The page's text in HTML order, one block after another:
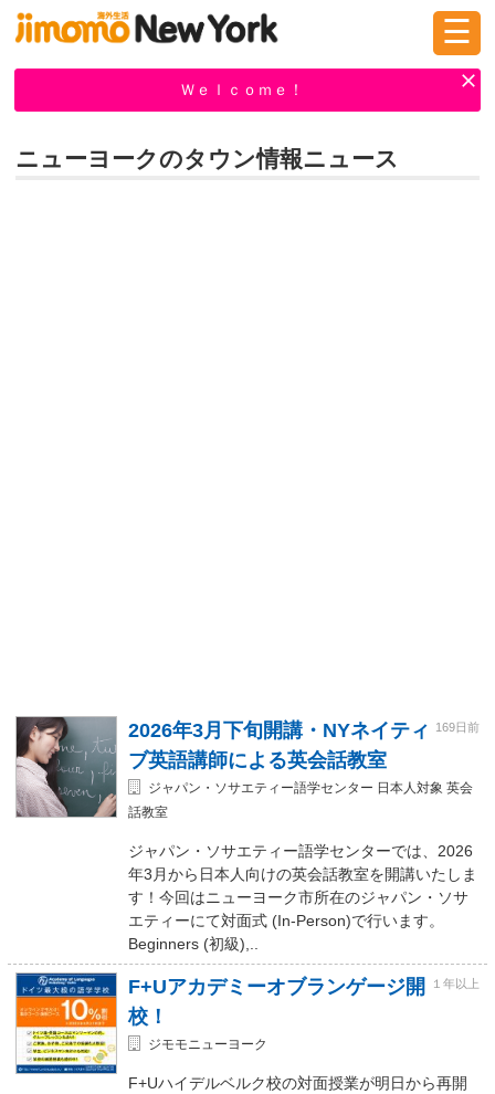
☰
Ｗｅｌｃｏｍｅ！
ニューヨークのタウン情報ニュース
2026年3月下旬開講・NYネイティ
ブ英語講師による英会話教室
169日前
ジャパン・ソサエティー語学センター 日本人対象 英会
話教室
ジャパン・ソサエティー語学センターでは、2026
年3月から日本人向けの英会話教室を開講いたしま
す！今回はニューヨーク市所在のジャパン・ソサ
エティーにて対面式 (In-Person)で行います。
Beginners (初級),..
F+Uアカデミーオブランゲージ開
校！
１年以上
ジモモニューヨーク
F+Uハイデルベルク校の対面授業が明日から再開